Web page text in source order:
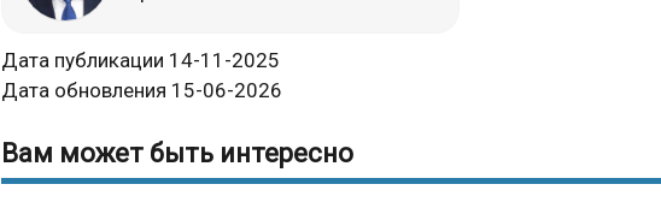
Дата публикации 14-11-2025
Дата обновления 15-06-2026
Вам может быть интересно